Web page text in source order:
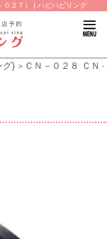
２７） | ハピハピリング
グ) ＣＮ－０２８ ＣＮ